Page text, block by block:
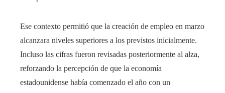
Ese contexto permitió que la creación de empleo en marzo
alcanzara niveles superiores a los previstos inicialmente.
Incluso las cifras fueron revisadas posteriormente al alza,
reforzando la percepción de que la economía
estadounidense había comenzado el año con un